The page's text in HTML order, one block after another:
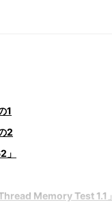
1
2
」
Memory Test 1.1」